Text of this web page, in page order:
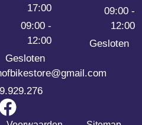
17:00
09:00 -
12:00
Gesloten
09:00 -
12:00
Gesloten